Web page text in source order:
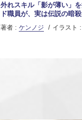
外れスキル「影が薄い」
ド職員が、実は伝説の暗
著者 : ケンノジ イラスト :